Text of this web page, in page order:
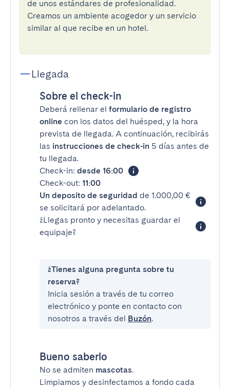
de unos estándares de profesionalidad.
Creamos un ambiente acogedor y un servicio
similar al que recibe en un hotel.
Llegada
Sobre el check-in
Deberá rellenar el formulario de registro
online con los datos del huésped, y la hora
prevista de llegada. A continuación, recibirás
las instrucciones de check-in 5 días antes de
tu llegada.
Check-in: desde 16:00
Check-out: 11:00
Un deposito de seguridad de 1.000,00 €
se solicitará por adelantado.
¿Llegas pronto y necesitas guardar el
equipaje?
¿Tienes alguna pregunta sobre tu
reserva?
Inicia sesión a través de tu correo
electrónico y ponte en contacto con
nosotros a través del Buzón.
Bueno saberlo
No se admiten mascotas.
Limpiamos y desinfectamos a fondo cada